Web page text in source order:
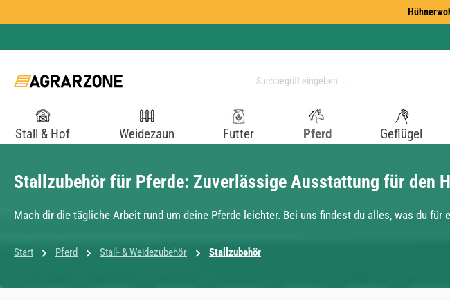
Stall & Hof Weidezaun Futter Pferd Geflügel
Stallzubehör für Pferde: Zuverlässige Ausstattung für den
Mach dir die tägliche Arbeit rund um deine Pferde leichter. Bei uns findest du alles, was du
Start Pferd Stall- & Weidezubehör Stallzubehör